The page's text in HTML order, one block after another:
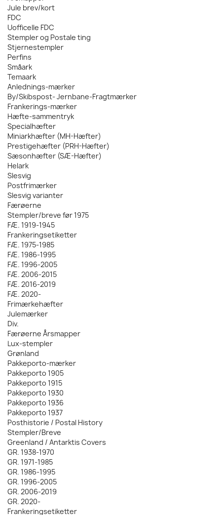
Jule brev/kort
FDC
Uofficelle FDC
Stempler og Postale ting
Stjernestempler
Perfins
Småark
Temaark
Anlednings-mærker
By/Skibspost- Jernbane-Fragtmærker
Frankerings-mærker
Hæfte-sammentryk
Specialhæfter
Miniarkhæfter (MH-Hæfter)
Prestigehæfter (PRH-Hæfter)
Sæsonhæfter (SÆ-Hæfter)
Helark
Slesvig
Postfrimærker
Slesvig varianter
Færøerne
Stempler/breve før 1975
FÆ. 1919-1945
Frankeringsetiketter
FÆ. 1975-1985
FÆ. 1986-1995
FÆ. 1996-2005
FÆ. 2006-2015
FÆ. 2016-2019
FÆ. 2020-
Frimærkehæfter
Julemærker
Div.
Færøerne Årsmapper
Lux-stempler
Grønland
Pakkeporto-mærker
Pakkeporto 1905
Pakkeporto 1915
Pakkeporto 1930
Pakkeporto 1936
Pakkeporto 1937
Posthistorie / Postal History
Stempler/Breve
Greenland / Antarktis Covers
GR. 1938-1970
GR. 1971-1985
GR. 1986-1995
GR. 1996-2005
GR. 2006-2019
GR. 2020-
Frankeringsetiketter